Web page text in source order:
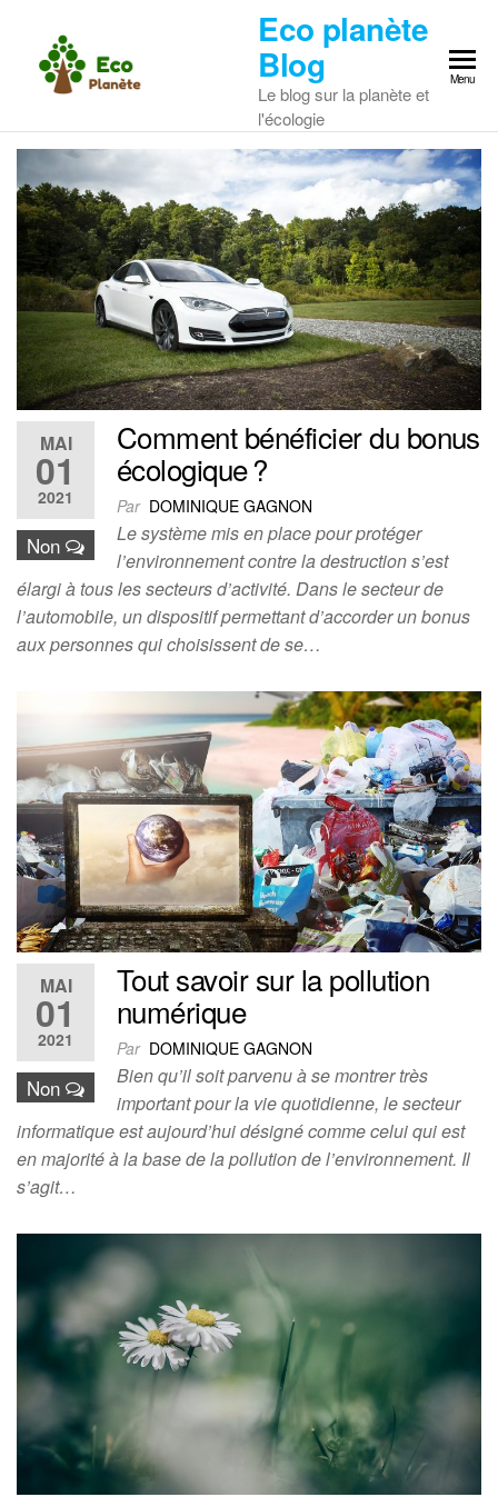
content
Eco planète
Blog
Le blog sur la planète et
l'écologie
Menu
MAI
01
2021
Non
Comment bénéficier du bonus
écologique ?
Par DOMINIQUE GAGNON
Le système mis en place pour protéger
l’environnement contre la destruction s’est
élargi à tous les secteurs d’activité. Dans le secteur de
l’automobile, un dispositif permettant d’accorder un bonus
aux personnes qui choisissent de se…
MAI
01
2021
Non
Tout savoir sur la pollution
numérique
Par DOMINIQUE GAGNON
Bien qu’il soit parvenu à se montrer très
important pour la vie quotidienne, le secteur
informatique est aujourd’hui désigné comme celui qui est
en majorité à la base de la pollution de l’environnement. Il
s’agit…